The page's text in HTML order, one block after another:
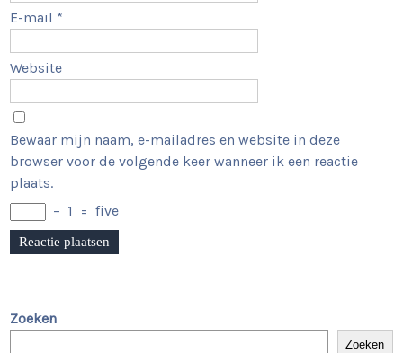
E-mail *
Website
Bewaar mijn naam, e-mailadres en website in deze
browser voor de volgende keer wanneer ik een reactie
plaats.
− 1 = five
Zoeken
Zoeken